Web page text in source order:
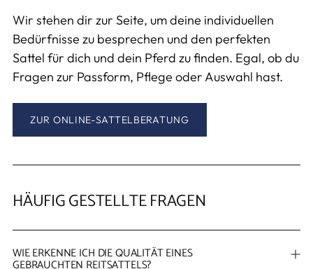
Wir stehen dir zur Seite, um deine individuellen
Bedürfnisse zu besprechen und den perfekten
Sattel für dich und dein Pferd zu finden. Egal, ob du
Fragen zur Passform, Pflege oder Auswahl hast.
ZUR ONLINE-SATTELBERATUNG
HÄUFIG GESTELLTE FRAGEN
WIE ERKENNE ICH DIE QUALITÄT EINES
GEBRAUCHTEN REITSATTELS?